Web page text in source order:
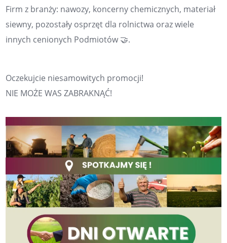
Firm z branży: nawozy, koncerny chemicznych, materiał
siewny, pozostały osprzęt dla rolnictwa oraz wiele
innych cenionych Podmiotów 🤝.
Oczekujcie niesamowitych promocji!
NIE MOŻE WAS ZABRAKNĄĆ!